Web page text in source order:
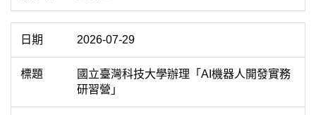
2026-07-29
國立臺灣科技大學辦理「AI機器人開發實務
研習營」